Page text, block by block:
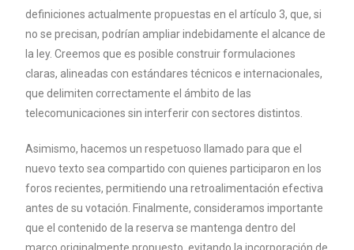
definiciones actualmente propuestas en el artículo 3, que, si
no se precisan, podrían ampliar indebidamente el alcance de
la ley. Creemos que es posible construir formulaciones
claras, alineadas con estándares técnicos e internacionales,
que delimiten correctamente el ámbito de las
telecomunicaciones sin interferir con sectores distintos.
Asimismo, hacemos un respetuoso llamado para que el
nuevo texto sea compartido con quienes participaron en los
foros recientes, permitiendo una retroalimentación efectiva
antes de su votación. Finalmente, consideramos importante
que el contenido de la reserva se mantenga dentro del
marco originalmente propuesto, evitando la incorporación de